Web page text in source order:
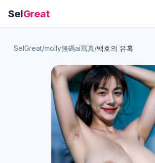
SelGreat
SelGreat/molly無碼ai寫真/백호의 유혹